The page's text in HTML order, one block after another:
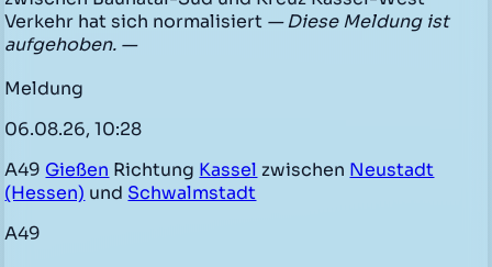
Verkehr hat sich normalisiert — Diese Meldung ist
aufgehoben. —
Meldung
06.08.26, 10:28
A49 Gießen Richtung Kassel zwischen Neustadt
(Hessen) und Schwalmstadt
A49